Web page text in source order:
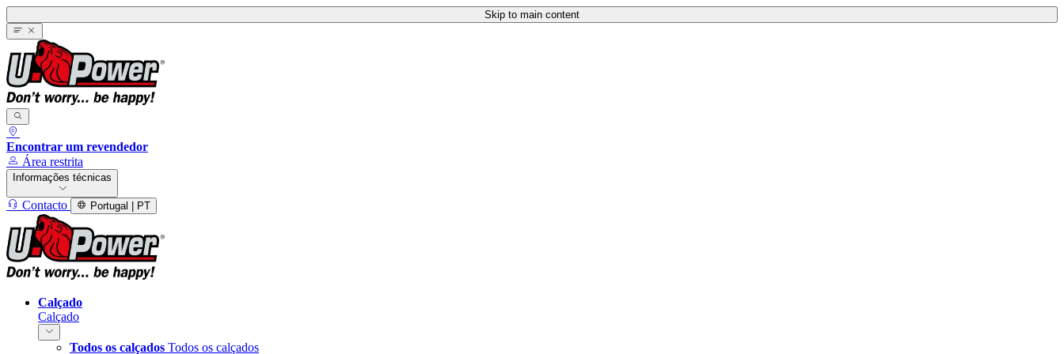
Skip to main content
Encontrar um revendedor
Área restrita
Informações técnicas
Contacto Portugal | PT
Calçado
Calçado
Todos os calçados Todos os calçados